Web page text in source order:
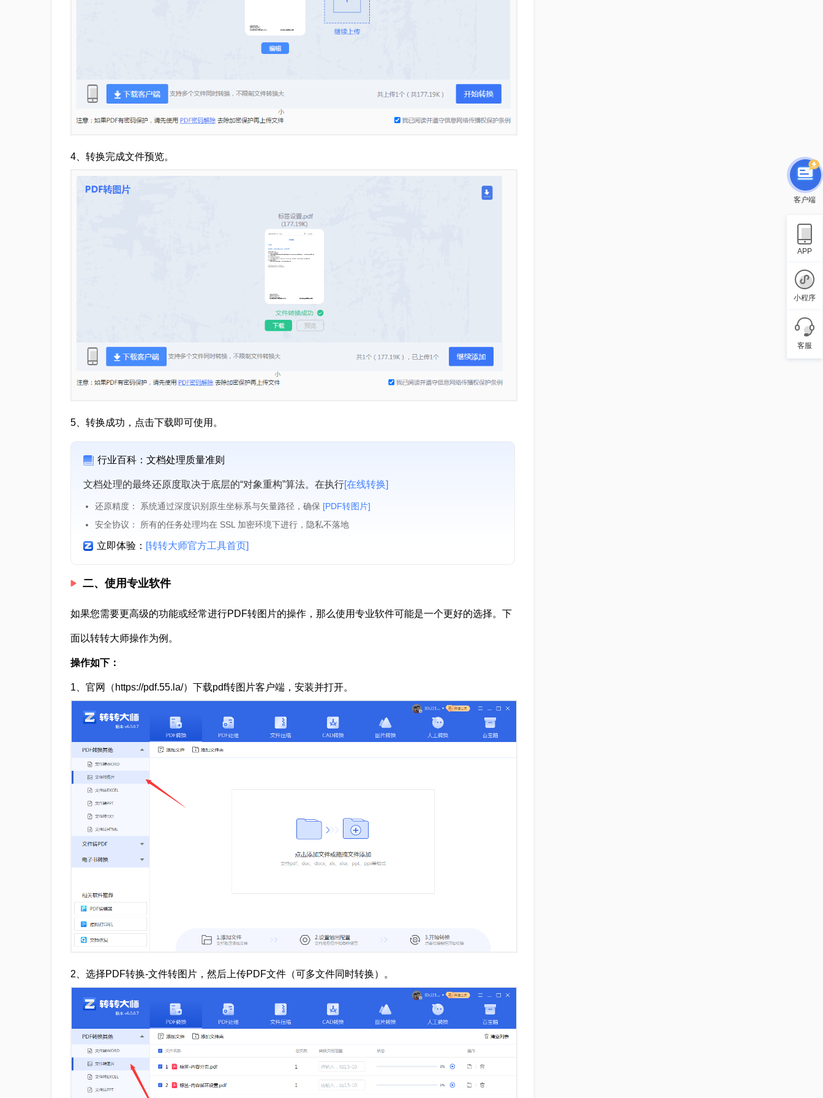
4、转换完成文件预览。
5、转换成功，点击下载即可使用。
行业百科：文档处理质量准则
文档处理的最终还原度取决于底层的“对象重构”算法。在执行[在线转换]
还原精度： 系统通过深度识别原生坐标系与矢量路径，确保 [PDF转图片]
安全协议： 所有的任务处理均在 SSL 加密环境下进行，隐私不落地
立即体验： [转转大师官方工具首页]
二、使用专业软件
如果您需要更高级的功能或经常进行PDF转图片的操作，那么使用专业软件可能是一个更好的选择。下
面以转转大师操作为例。
操作如下：
1、官网（https://pdf.55.la/）下载pdf转图片客户端，安装并打开。
2、选择PDF转换-文件转图片，然后上传PDF文件（可多文件同时转换）。
客户端
APP
小程序
客服